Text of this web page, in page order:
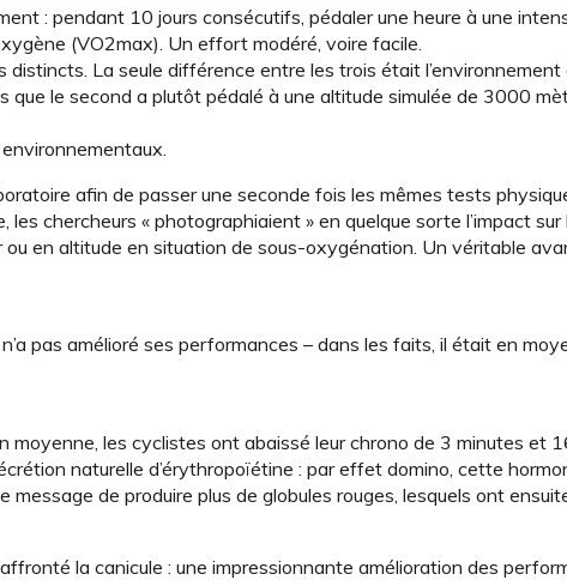
: pendant 10 jours consécutifs, pédaler une heure à une
(VO2max). Un effort modéré, voire facile.
La seule différence entre les trois était l’environnement
que le second a plutôt pédalé à une altitude simulée de 3000
afin de passer une seconde fois les mêmes tests
chercheurs « photographiaient » en quelque sorte l’impact sur
en altitude en situation de sous-oxygénation. Un véritable
pas amélioré ses performances – dans les faits, il était en
moyenne, les cyclistes ont abaissé leur chrono de 3 minutes et
naturelle d’érythropoïétine : par effet domino, cette
de produire plus de globules rouges, lesquels ont
la canicule : une impressionnante amélioration des